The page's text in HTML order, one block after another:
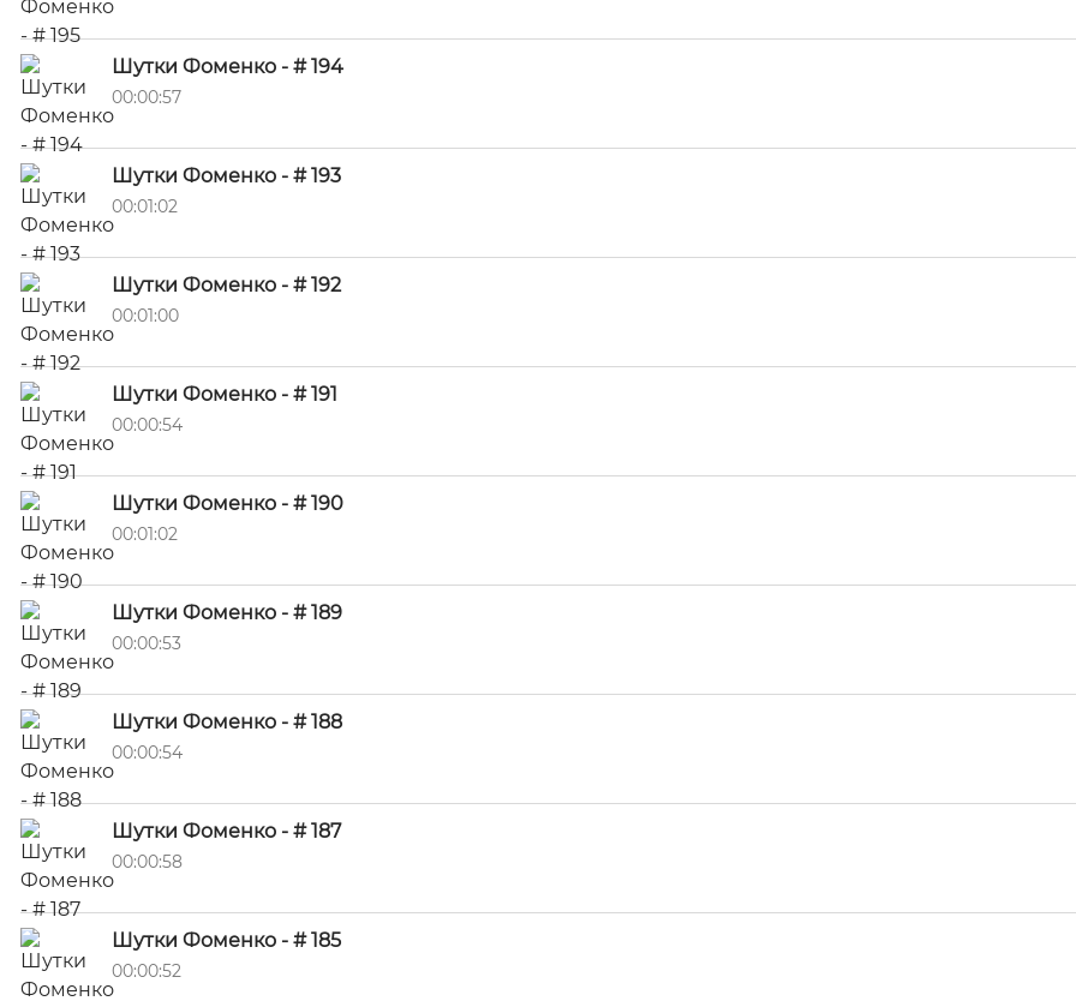
Шутки Фоменко - # 194
00:00:57
Шутки Фоменко - # 193
00:01:02
Шутки Фоменко - # 192
00:01:00
Шутки Фоменко - # 191
00:00:54
Шутки Фоменко - # 190
00:01:02
Шутки Фоменко - # 189
00:00:53
Шутки Фоменко - # 188
00:00:54
Шутки Фоменко - # 187
00:00:58
Шутки Фоменко - # 185
00:00:52